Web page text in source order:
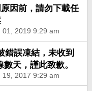
因前，請勿下載任
01, 2019 9:29 am
錯誤凍結，未收到
天，謹此致歉。
19, 2017 9:29 am